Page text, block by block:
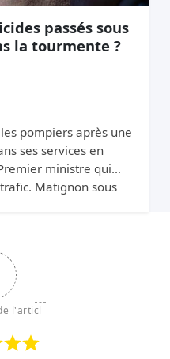
passés sous
la tourmente ?
pompiers après une
ses services en
ministre qui
Matignon sous
l'articl